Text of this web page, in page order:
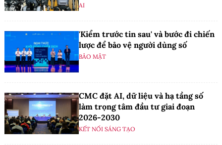
AI
'Kiểm trước tin sau' và bước đi chiến
lược để bảo vệ người dùng số
BẢO MẬT
CMC đặt AI, dữ liệu và hạ tầng số
làm trọng tâm đầu tư giai đoạn
2026-2030
KẾT NỐI SÁNG TẠO